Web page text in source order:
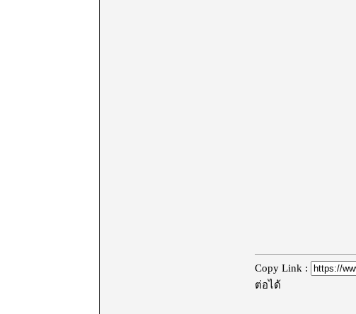
Copy Link :
ต่อได้